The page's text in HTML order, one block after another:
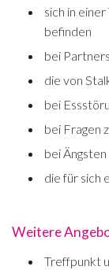
sich in
befinden
bei
die von
bei
bei Fragen
bei Ängsten
die für sich
Weitere
Treffpunkt